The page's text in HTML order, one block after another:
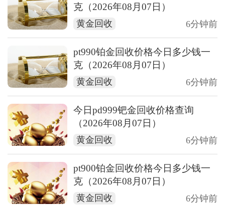
克（2026年08月07日）
黄金回收 6分钟前
pt990铂金回收价格今日多少钱一
克（2026年08月07日）
黄金回收 6分钟前
今日pd999钯金回收价格查询
（2026年08月07日）
黄金回收 6分钟前
pt900铂金回收价格今日多少钱一
克（2026年08月07日）
黄金回收 6分钟前